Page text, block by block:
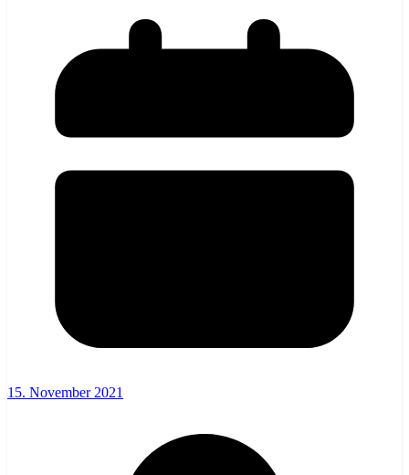
15. November 2021